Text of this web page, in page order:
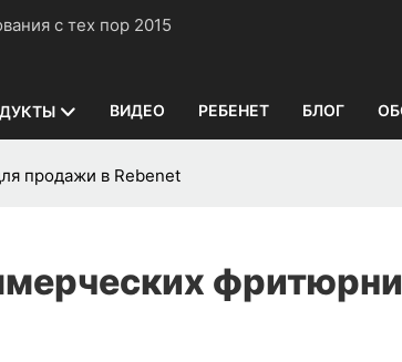
с тех пор 2015
ВИДЕО РЕБЕНЕТ БЛОГ
продажи в Rebenet